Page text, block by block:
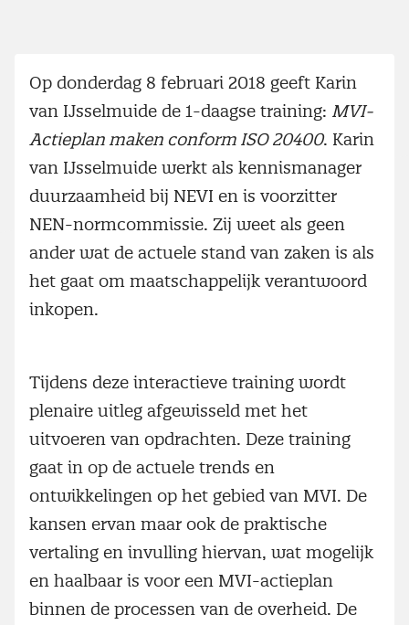
Op donderdag 8 februari 2018 geeft Karin
van IJsselmuide de 1-daagse training: MVI-
Actieplan maken conform ISO 20400. Karin
van IJsselmuide werkt als kennismanager
duurzaamheid bij NEVI en is voorzitter
NEN-normcommissie. Zij weet als geen
ander wat de actuele stand van zaken is als
het gaat om maatschappelijk verantwoord
inkopen.
Tijdens deze interactieve training wordt
plenaire uitleg afgewisseld met het
uitvoeren van opdrachten. Deze training
gaat in op de actuele trends en
ontwikkelingen op het gebied van MVI. De
kansen ervan maar ook de praktische
vertaling en invulling hiervan, wat mogelijk
en haalbaar is voor een MVI-actieplan
binnen de processen van de overheid. De